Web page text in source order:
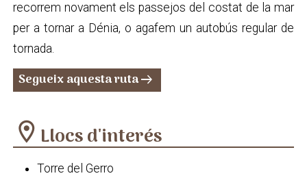
recorrem novament els passejos del costat de la mar
per a tornar a Dénia, o agafem un autobús regular de
tornada.
Segueix aquesta rutaarrow_right_alt
location_on Llocs d'interés
Torre del Gerro